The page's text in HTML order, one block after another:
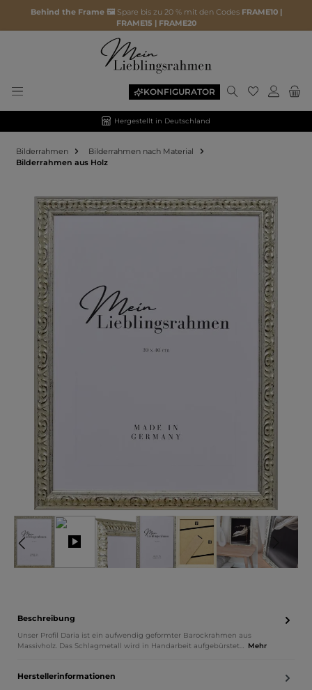
Behind the Frame 🖼️ Spare bis zu 20 % mit den Codes FRAME10 |
FRAME15 | FRAME20
KONFIGURATOR
Hergestellt in Deutschland
Bilderrahmen
Bilderrahmen nach Material
Bilderrahmen aus Holz
Bildergalerie überspringen
Beschreibung
Unser Profil Daria ist ein aufwendig geformter Barockrahmen aus
Massivholz. Das Schlagmetall wird in Handarbeit aufgebürstet… Mehr
Herstellerinformationen